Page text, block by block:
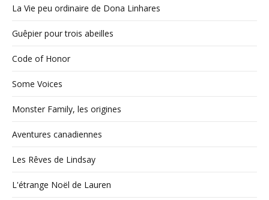
La Vie peu ordinaire de Dona Linhares
Guêpier pour trois abeilles
Code of Honor
Some Voices
Monster Family, les origines
Aventures canadiennes
Les Rêves de Lindsay
L'étrange Noël de Lauren